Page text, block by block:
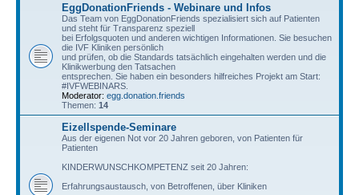
EggDonationFriends - Webinare und Infos
Das Team von EggDonationFriends spezialisiert sich auf Patienten
und steht für Transparenz speziell
bei Erfolgsquoten und anderen wichtigen Informationen. Sie besuchen
die IVF Kliniken persönlich
und prüfen, ob die Standards tatsächlich eingehalten werden und die
Klinikwerbung den Tatsachen
entsprechen. Sie haben ein besonders hilfreiches Projekt am Start:
#IVFWEBINARS.
Moderator: egg.donation.friends
Themen: 14
Eizellspende-Seminare
Aus der eigenen Not vor 20 Jahren geboren, von Patienten für
Patienten
KINDERWUNSCHKOMPETENZ seit 20 Jahren:
Erfahrungsaustausch, von Betroffenen, über Kliniken